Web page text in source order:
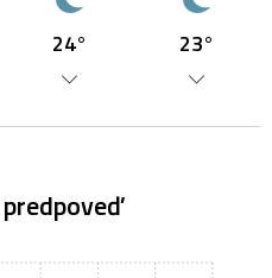
24° 23°